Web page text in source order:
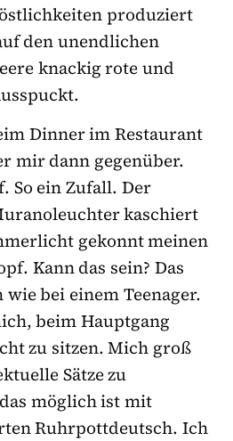
produziert
den unendlichen
knackig rote und
Dinner im Restaurant
mir dann gegenüber.
So ein Zufall. Der
kaschiert
gekonnt meinen
Kann das sein? Das
bei einem Teenager.
beim Hauptgang
zu sitzen. Mich groß
Sätze zu
möglich ist mit
Ruhrpottdeutsch. Ich